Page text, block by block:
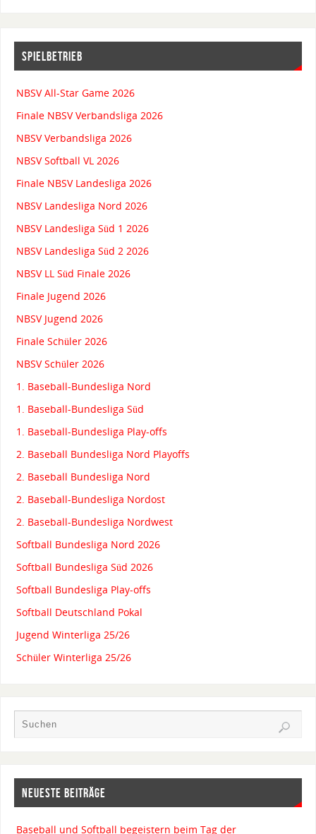
SPIELBETRIEB
NBSV All-Star Game 2026
Finale NBSV Verbandsliga 2026
NBSV Verbandsliga 2026
NBSV Softball VL 2026
Finale NBSV Landesliga 2026
NBSV Landesliga Nord 2026
NBSV Landesliga Süd 1 2026
NBSV Landesliga Süd 2 2026
NBSV LL Süd Finale 2026
Finale Jugend 2026
NBSV Jugend 2026
Finale Schüler 2026
NBSV Schüler 2026
1. Baseball-Bundesliga Nord
1. Baseball-Bundesliga Süd
1. Baseball-Bundesliga Play-offs
2. Baseball Bundesliga Nord Playoffs
2. Baseball Bundesliga Nord
2. Baseball-Bundesliga Nordost
2. Baseball-Bundesliga Nordwest
Softball Bundesliga Nord 2026
Softball Bundesliga Süd 2026
Softball Bundesliga Play-offs
Softball Deutschland Pokal
Jugend Winterliga 25/26
Schüler Winterliga 25/26
NEUESTE BEITRÄGE
Baseball und Softball begeistern beim Tag der